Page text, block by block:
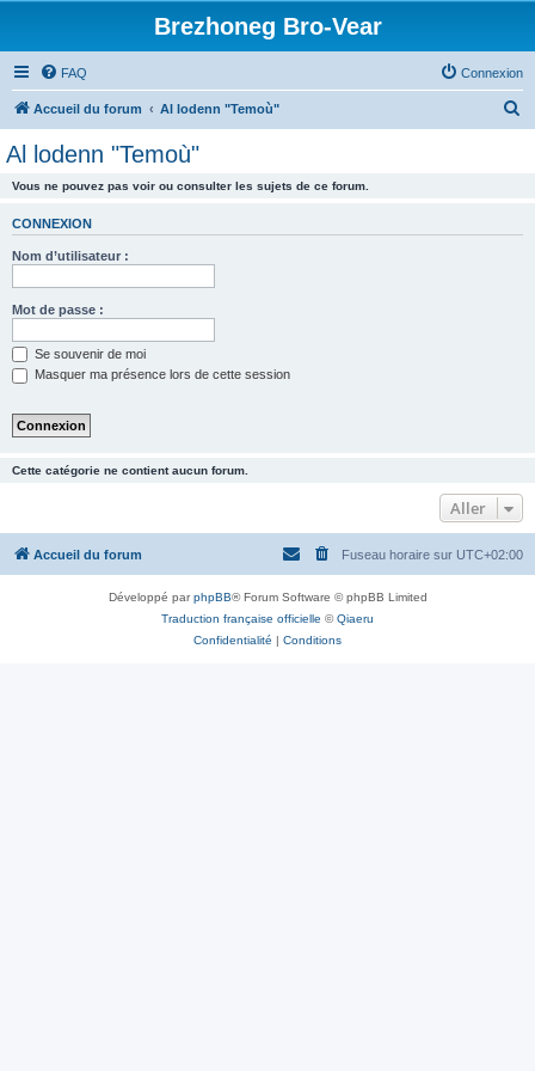
Brezhoneg Bro-Vear
FAQ Connexion
Accueil du forum Al lodenn "Temoù"
Al lodenn "Temoù"
Vous ne pouvez pas voir ou consulter les sujets de ce forum.
CONNEXION
Nom d’utilisateur :
Mot de passe :
Se souvenir de moi
Masquer ma présence lors de cette session
Cette catégorie ne contient aucun forum.
Aller
Accueil du forum Fuseau horaire sur UTC+02:00
Développé parphpBB® Forum Software © phpBB Limited
Traduction française officielle ©Qiaeru
Confidentialité | Conditions